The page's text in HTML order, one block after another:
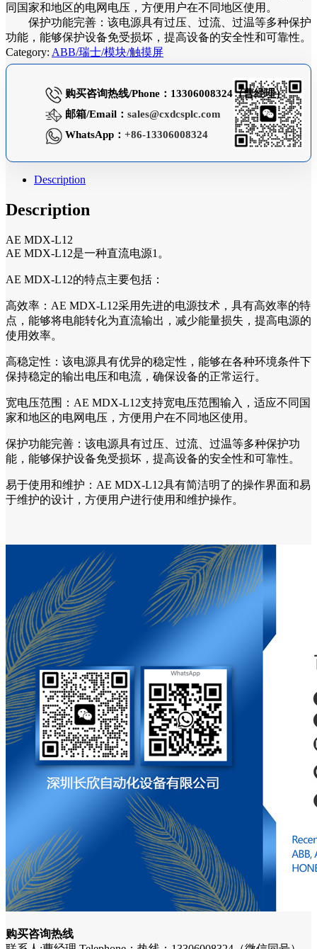
同国家和地区的电网电压，方便用户在不同地区使用。
保护功能完善：该电源具有过压、过流、过温等多种保护
功能，能够保护设备免受损坏，提高设备的安全性和可靠性。
Category: ABB/瑞士/模块/触摸屏
购买咨询热线/Phone：13306008324（曹经理）
邮箱/Email： sales@cxdcsplc.com
WhatsApp： +86-13306008324
Description
Description
AE MDX-L12
AE MDX-L12是一种直流电源1。
AE MDX-L12的特点主要包括：
高效率：AE MDX-L12采用先进的电源技术，具有高效率的特
点，能够将电能转化为直流输出，减少能量损失，提高电源的
使用效率。
高稳定性：该电源具有优异的稳定性，能够在各种环境条件下
保持稳定的输出电压和电流，确保设备的正常运行。
宽电压范围：AE MDX-L12支持宽电压范围输入，适应不同国
家和地区的电网电压，方便用户在不同地区使用。
保护功能完善：该电源具有过压、过流、过温等多种保护功
能，能够保护设备免受损坏，提高设备的安全性和可靠性。
易于使用和维护：AE MDX-L12具有简洁明了的操作界面和易
于维护的设计，方便用户进行使用和维护操作。
购买咨询热线